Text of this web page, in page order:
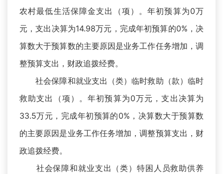
农村最低生活保障金支出（项）。年初预算为0万
元，支出决算为14.98万元，完成年初预算的0%，决
算数大于预算数的主要原因是业务工作任务增加，调
整预算支出，财政追拨经费。
社会保障和就业支出（类）临时救助（款）临时
救助支出（项）。年初预算为0万元，支出决算为
33.5万元，完成年初预算的0%，决算数大于预算数
的主要原因是业务工作任务增加，调整预算支出，财
政追拨经费。
社会保障和就业支出（类）特困人员救助供养